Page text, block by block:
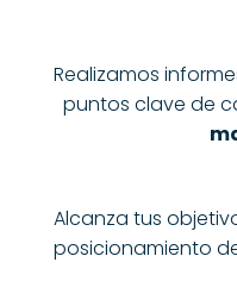
Realizamos
puntos clave de
Alcanza tus
posicionamiento